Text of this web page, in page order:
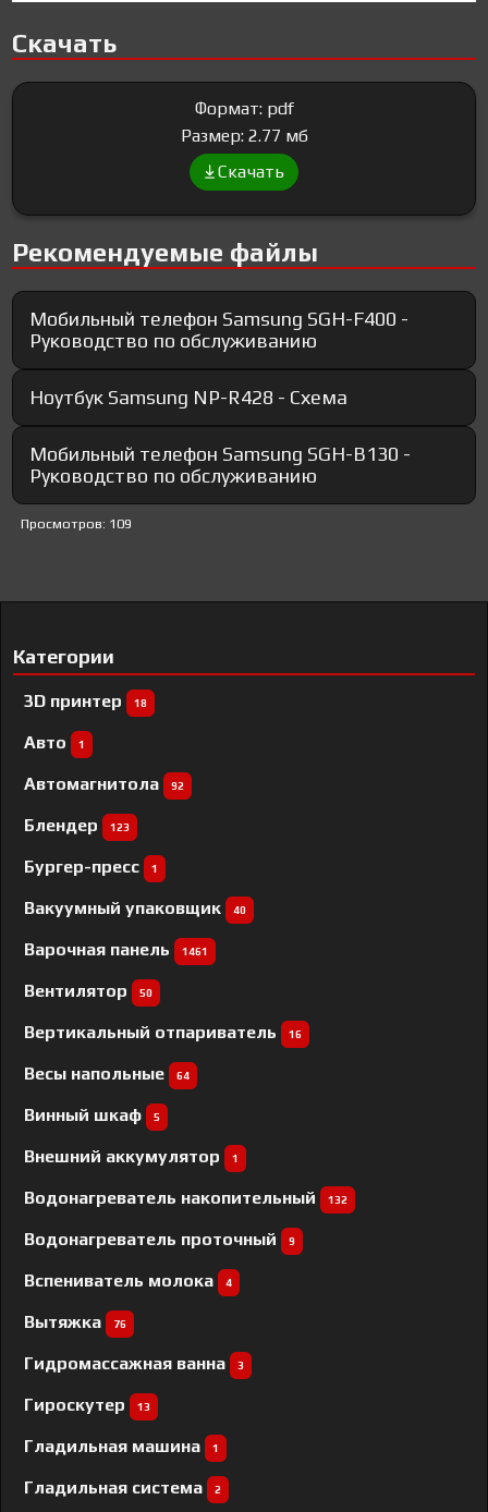
Скачать
Формат: pdf
Размер: 2.77 мб
Скачать
Рекомендуемые файлы
Мобильный телефон Samsung SGH-F400 -
Руководство по обслуживанию
Ноутбук Samsung NP-R428 - Схема
Мобильный телефон Samsung SGH-B130 -
Руководство по обслуживанию
Просмотров: 109
Категории
3D принтер 18
Авто 1
Автомагнитола 92
Блендер 123
Бургер-пресс 1
Вакуумный упаковщик 40
Варочная панель 1461
Вентилятор 50
Вертикальный отпариватель 16
Весы напольные 64
Винный шкаф 5
Внешний аккумулятор 1
Водонагреватель накопительный 132
Водонагреватель проточный 9
Вспениватель молока 4
Вытяжка 76
Гидромассажная ванна 3
Гироскутер 13
Гладильная машина 1
Гладильная система 2